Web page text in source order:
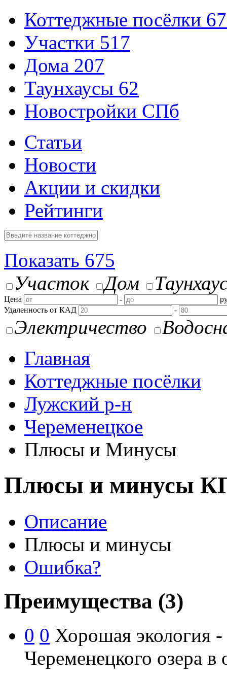
Коттеджные посёлки
Участки 517
Дома 207
Таунхаусы 62
Новостройки СПб
Статьи
Новости
Акции и скидки
Рейтинги
Показать 675
Участок
Дом
Цена -
Удаленность от КАД
-
Электричество
Главная
Коттеджные посёлки
Лужский р-н
Череменецкое
Плюсы и Минусы
Плюсы и минусы
Описание
Плюсы и минусы
Ошибка?
Преимущества (3)
0 0 Хорошая экология -
Череменецкого озера в